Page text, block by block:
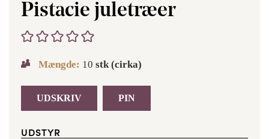
Pistacie juletræer
Mængde: 10 stk (cirka)
UDSKRIV PIN
UDSTYR